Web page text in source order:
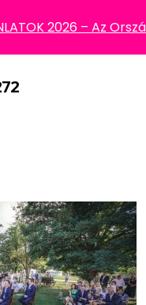
2026 – Az